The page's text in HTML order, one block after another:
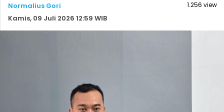
Normalius Gori
Kamis, 09 Juli 2026 12:59 WIB
1.256 view